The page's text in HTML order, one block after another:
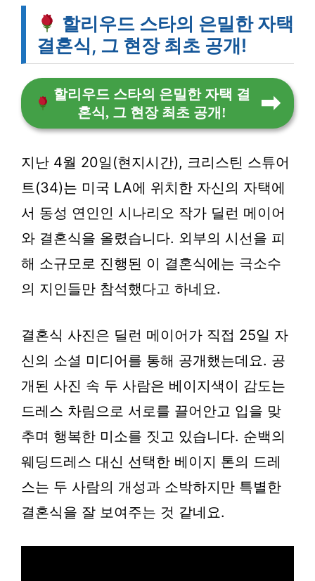
할리우드 스타의 은밀한 자택
결혼식, 그 현장 최초 공개!
할리우드 스타의 은밀한 자택 결
혼식, 그 현장 최초 공개!
지난 4월 20일(현지시간), 크리스틴 스튜어
트(34)는 미국 LA에 위치한 자신의 자택에
서 동성 연인인 시나리오 작가 딜런 메이어
와 결혼식을 올렸습니다. 외부의 시선을 피
해 소규모로 진행된 이 결혼식에는 극소수
의 지인들만 참석했다고 하네요.
결혼식 사진은 딜런 메이어가 직접 25일 자
신의 소셜 미디어를 통해 공개했는데요. 공
개된 사진 속 두 사람은 베이지색이 감도는
드레스 차림으로 서로를 끌어안고 입을 맞
추며 행복한 미소를 짓고 있습니다. 순백의
웨딩드레스 대신 선택한 베이지 톤의 드레
스는 두 사람의 개성과 소박하지만 특별한
결혼식을 잘 보여주는 것 같네요.